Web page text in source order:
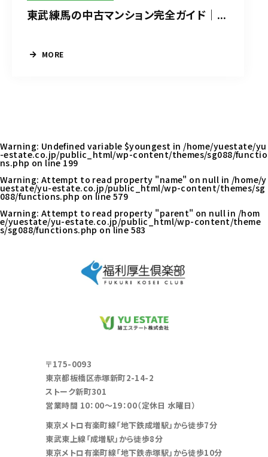
東武練馬の中古マンション完全ガイド｜...
MORE
Warning: Undefined variable $youngest in /home/yuestate/yu
-estate.co.jp/public_html/wp-content/themes/sg088/functio
ns.php on line199
Warning: Attempt to read property "name" on null in /home/y
uestate/yu-estate.co.jp/public_html/wp-content/themes/sg
088/functions.php on line 579
Warning: Attempt to read property "parent" on null in /hom
e/yuestate/yu-estate.co.jp/public_html/wp-content/theme
s/sg088/functions.php on line 583
〒175-0093
東京都板橋区赤塚新町2-14-2
ストーク新町301
営業時間 10：00～19：00（定休日 水曜日）
東京メトロ有楽町線「地下鉄成増駅」から徒歩7分
東武東上線「成増駅」から徒歩8分
東京メトロ有楽町線「地下鉄赤塚駅」から徒歩10分